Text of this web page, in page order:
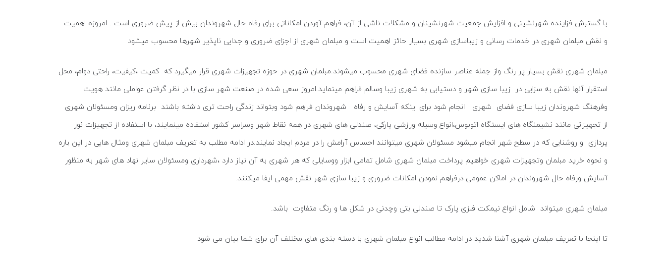
با گسترش فزاینده شهرنشینی و افزایش جمعیت شهرنشینان و مشکلات ناشی از آن، فراهم آوردن امکاناتی برای رفاه حال شهروندان بیش از پیش ضروری است . امروزه اهمیت
و نقش مبلمان شهری در خدمات رسانی و زیباسازی شهری بسیار حائز اهمیت است و مبلمان شهری از اجزای ضروری و جدایی ناپذیر شهرها محسوب می­شود
مبلمان شهری نقش بسیار پر رنگ واز جمله عناصر سازنده فضای شهری محسوب میشوند.مبلمان شهری در حوزه تجهیزات شهری قرار میگیرد که کمیت ،کیفیت، راحتی دوام، محل
استقرار آنها نقش به سزایی در زیبا سازی شهر و دستیابی به شهری زیبا وسالم فراهم مینماید.امروز سعی شده در صنعت شهر سازی با در نظر گرفتن عواملی مانند هویت
وفرهنگ شهروندان زیبا سازی فضای شهری انجام شود برای اینکه آسایش و رفاه شهروندان فراهم شود وبتواند زندگی راحت تری داشته باشند برنامه ریزان ومسئولان شهری
از تجهیزاتی مانند نشیمنگاه های ایستگاه اتوبوس،انواع وسیله ورزشی پارکی، صندلی های شهری در همه نقاط شهر وسراسر کشور استفاده مینمایند، با استفاده از تجهیزات نور
پردازی و روشنایی که در سطح شهر انجام میشود مسئولان شهری میتوانند احساس آرامش را در مردم ایجاد نمایند.در ادامه مطلب به تعریف مبلمان شهری ومثال هایی در این باره
و نحوه خرید مبلمان وتجهیزات شهری خواهیم پرداخت مبلمان شهری شامل تمامی ابزار ووسایلی که هر شهری به آن نیاز دارد ،شهرداری ومسئولان سایر نهاد های شهر به منظور
آسایش ورفاه حال شهروندان در اماکن عمومی درفراهم نمودن امکانات ضروری و زیبا سازی شهر نقش مهمی ایفا میکنند.
مبلمان شهری میتواند شامل انواع نیمکت فلزی پارک تا صندلی بتی وچدنی در شکل ها و رنگ متفاوت باشد.
تا اینجا با تعریف مبلمان شهری آشنا شدید در ادامه مطالب انواع مبلمان شهری با دسته بندی های مختلف آن برای شما بیان می شود